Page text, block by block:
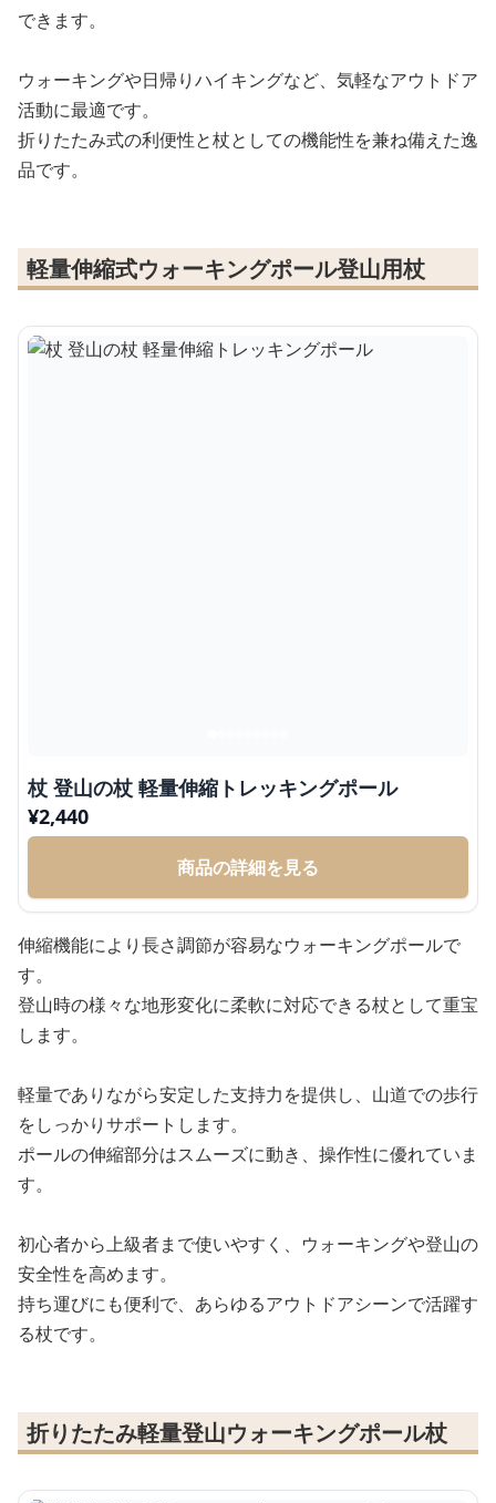
できます。
ウォーキングや日帰りハイキングなど、気軽なアウトドア
活動に最適です。
折りたたみ式の利便性と杖としての機能性を兼ね備えた逸
品です。
軽量伸縮式ウォーキングポール登山用杖
杖 登山の杖 軽量伸縮トレッキングポール
¥2,440
商品の詳細を見る
伸縮機能により長さ調節が容易なウォーキングポールで
す。
登山時の様々な地形変化に柔軟に対応できる杖として重宝
します。
軽量でありながら安定した支持力を提供し、山道での歩行
をしっかりサポートします。
ポールの伸縮部分はスムーズに動き、操作性に優れていま
す。
初心者から上級者まで使いやすく、ウォーキングや登山の
安全性を高めます。
持ち運びにも便利で、あらゆるアウトドアシーンで活躍す
る杖です。
折りたたみ軽量登山ウォーキングポール杖